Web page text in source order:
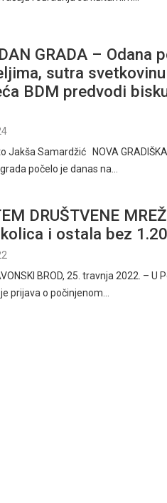
GRADA – Odana
sutra svetkovinu
BDM predvodi
Jakša Samardžić NOVA
počelo je danas na…
DRUŠTVENE
i ostala bez
BROD, 25. travnja 2022. – U
prijava o počinjenom…